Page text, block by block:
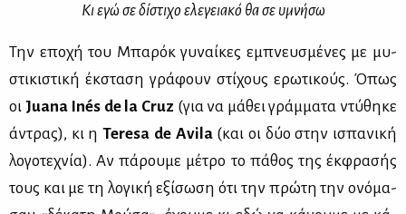
Κι εγώ σε δί­στι­χο ελε­γεια­κό θα σε υμνή­σω
Την επο­χή του Μπα­ρόκ γυ­ναί­κες εμπνευ­σμέ­νες με μυ­
στι­κι­στι­κή έκ­στα­ση γρά­φουν στί­χους ερω­τι­κούς. Όπως
οι Juana Inés de la Cruz (για να μά­θει γράμ­μα­τα ντύ­θη­κε
άντρας), κι ηTeresa de Avila(και οι δύο στην ισπα­νι­κή
λο­γο­τε­χνία). Αν πά­ρου­με μέ­τρο το πά­θος της έκ­φρα­σής
τους και με τη λο­γι­κή εξί­σω­ση ότι την πρώ­τη την ονό­μα­